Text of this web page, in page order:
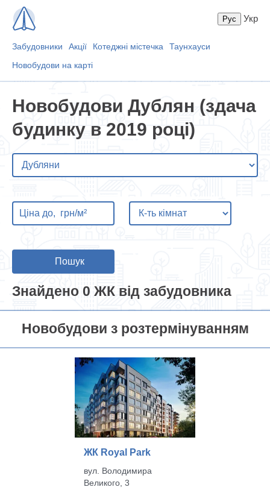
Забудовники Акції Котеджні містечка
Таунхауси
Новобудови на карті
Укр
Новобудови Дублян (здача
будинку в 2019 році)
Пошук
Знайдено 0 ЖК від забудовника
Новобудови з розтермінуванням
ЖК Royal Park
вул. Володимира
Великого, 3